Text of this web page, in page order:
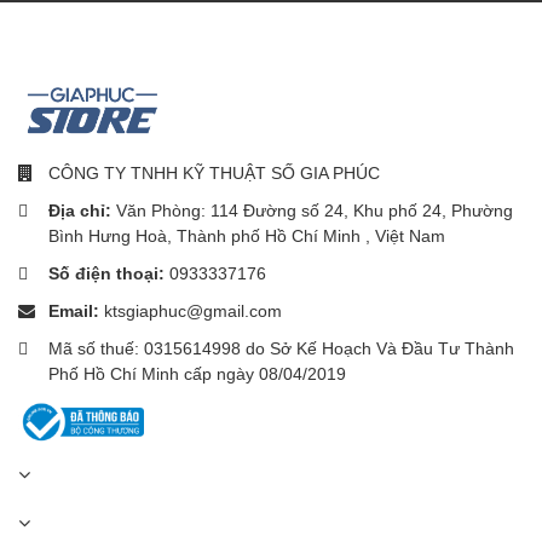
CÔNG TY TNHH KỸ THUẬT SỐ GIA PHÚC
Địa chỉ: Văn Phòng: 114 Đường số 24, Khu phố 24, Phường
Bình Hưng Hoà, Thành phố Hồ Chí Minh , Việt Nam
Số điện thoại: 0933337176
Email: ktsgiaphuc@gmail.com
Mã số thuế: 0315614998 do Sở Kế Hoạch Và Đầu Tư Thành
Phố Hồ Chí Minh cấp ngày 08/04/2019